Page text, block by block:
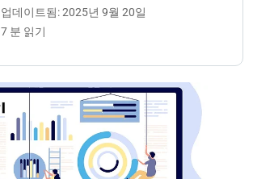
업데이트됨: 2025년 9월 20일
7 분 읽기